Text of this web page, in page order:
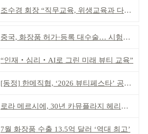
조수경 회장 “직무교육, 위생교육과 다르다”
중국, 화장품 허가·등록 대수술… 시험자료 공용 허용
“인재‧심리‧AI로 그린 미래 뷰티 교육”
[동정] 한메직협, ‘2026 뷰티페스타’ 공동 주최
로라 메르시에, 30년 카뮤플라지 헤리티지 담아
7월 화장품 수출 13.5억 달러 ‘역대 최고’